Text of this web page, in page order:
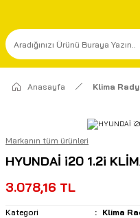
Anasayfa Klima
Markanın tüm ürünleri
HYUNDAİ i20 1.2i
3.078,16 TL
Kategori
Klima